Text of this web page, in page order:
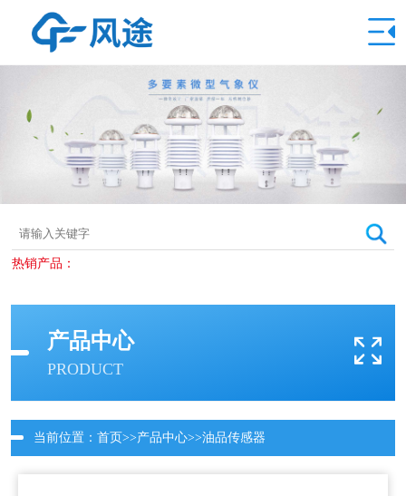
热销产品：
产品中心
PRODUCT
当前位置： 首页>>产品中心>>油品传感器